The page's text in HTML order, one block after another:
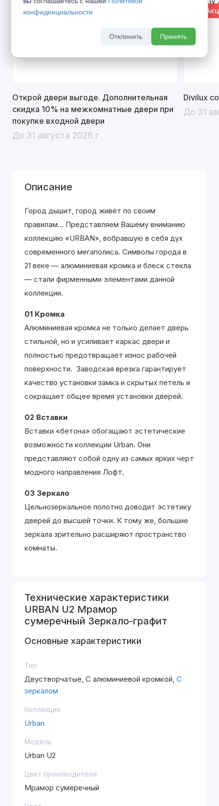
% Акция
Открой двери выгоде. Дополнительная
скидка 10% на межкомнатные двери при
покупке входной двери
До 31 августа 2026 г
%
Divilux
До 31
Описание
Город дышит, город живёт по своим
правилам... Представляем Вашему вниманию
коллекцию «URBAN», вобравшую в себя дух
современного мегаполиса. Символы города в
21 веке — алюминиевая кромка и блеск стекла
— стали фирменными элементами данной
коллекции.
01 Кромка
Алюминиевая кромка не только делает дверь
стильной, но и усиливает каркас двери и
полностью предотвращает износ рабочей
поверхности. Заводская врезка гарантирует
качество установки замка и скрытых петель и
сокращает общее время установки дверей.
02 Вставки
Вставки «бетона» обогащают эстетические
возможности коллекции Urban. Они
представляют собой одну из самых ярких черт
модного направления Лофт.
03 Зеркало
Цельнозеркальное полотно доводит эстетику
дверей до высшей точки. К тому же, большие
зеркала зрительно расширяют пространство
комнаты.
Технические характеристики
URBAN U2 Мрамор
сумеречный Зеркало-графит
Основные характеристики
Тип
Двустворчатые, С алюминиевой кромкой, С
зеркалом
Коллекция
Urban
Модель
Urban U2
Цвет производителя
Мрамор сумеречный
конфиденциальности
Отклонить Принять